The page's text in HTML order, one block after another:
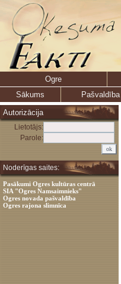
Ogre
Sākums
Pašvaldība
Autorizācija
Lietotājs:
Parole:
Noderīgas saites:
Pasākumi Ogres kultūras centrā
SIA "Ogres Namsaimnieks"
Ogres novada pašvaldība
Ogres rajona slimnīca